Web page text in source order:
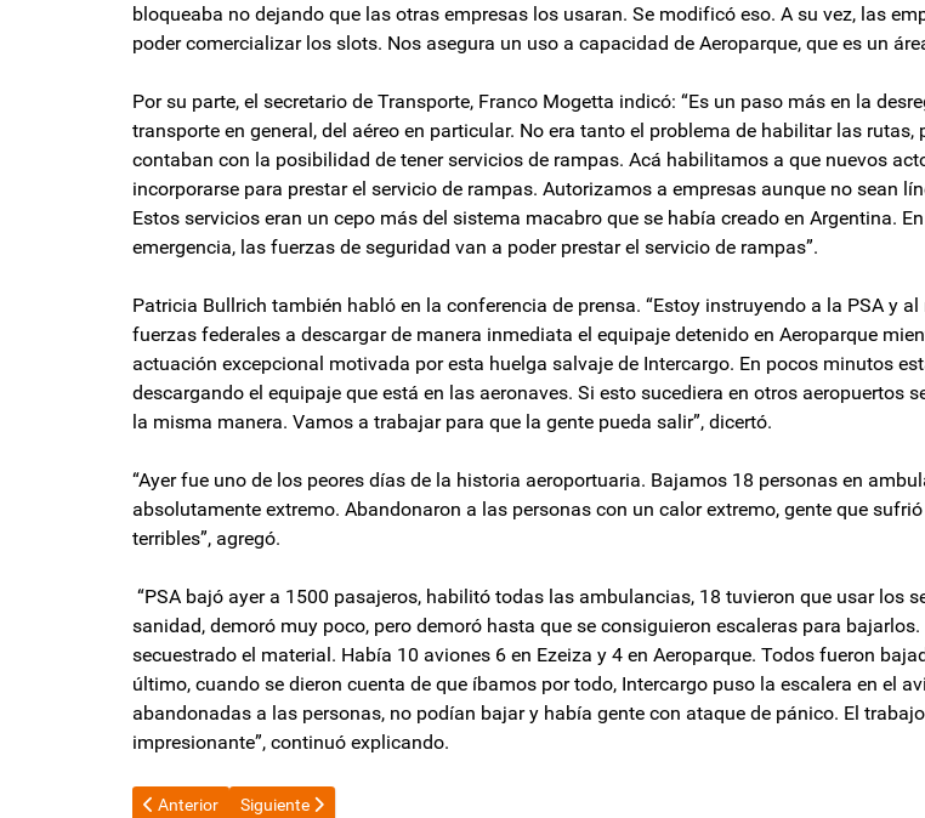
bloqueaba no dejando que las otras empresas los usaran. Se modificó eso. A su vez, las
poder comercializar los slots. Nos asegura un uso a capacidad de Aeroparque, que es un
Por su parte, el secretario de Transporte, Franco Mogetta indicó: “Es un paso más en la
transporte en general, del aéreo en particular. No era tanto el problema de habilitar las rutas,
contaban con la posibilidad de tener servicios de rampas. Acá habilitamos a que nuevos
incorporarse para prestar el servicio de rampas. Autorizamos a empresas aunque no sean
Estos servicios eran un cepo más del sistema macabro que se había creado en Argentina.
emergencia, las fuerzas de seguridad van a poder prestar el servicio de rampas”.
Patricia Bullrich también habló en la conferencia de prensa. “Estoy instruyendo a la PSA y al
fuerzas federales a descargar de manera inmediata el equipaje detenido en Aeroparque
actuación excepcional motivada por esta huelga salvaje de Intercargo. En pocos minutos
descargando el equipaje que está en las aeronaves. Si esto sucediera en otros aeropuertos
la misma manera. Vamos a trabajar para que la gente pueda salir”, dicertó.
“Ayer fue uno de los peores días de la historia aeroportuaria. Bajamos 18 personas en
absolutamente extremo. Abandonaron a las personas con un calor extremo, gente que
terribles”, agregó.
“PSA bajó ayer a 1500 pasajeros, habilitó todas las ambulancias, 18 tuvieron que usar los
sanidad, demoró muy poco, pero demoró hasta que se consiguieron escaleras para bajarlos.
secuestrado el material. Había 10 aviones 6 en Ezeiza y 4 en Aeroparque. Todos fueron
último, cuando se dieron cuenta de que íbamos por todo, Intercargo puso la escalera en el
abandonadas a las personas, no podían bajar y había gente con ataque de pánico. El
impresionante”, continuó explicando.
Artículo anterior: Denunciaron a Javier Milei por la "purga ideológica" en Cancillería, tras la salida de Diana
Anterior Artículo siguiente: El Gobierno pasó la motosierra por Intercargo y echó a 15 empleados por
Siguiente